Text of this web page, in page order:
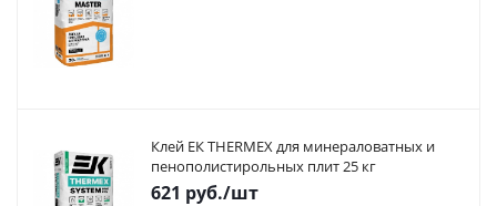
Клей ЕК THERMEX для минераловатных и
пенополистирольных плит 25 кг
621 руб./шт